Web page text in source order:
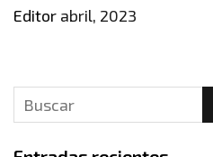
Editor abril, 2023